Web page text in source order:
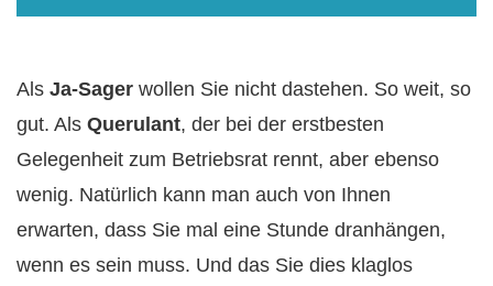
Als Ja-Sager wollen Sie nicht dastehen. So weit, so
gut. Als Querulant, der bei der erstbesten
Gelegenheit zum Betriebsrat rennt, aber ebenso
wenig. Natürlich kann man auch von Ihnen
erwarten, dass Sie mal eine Stunde dranhängen,
wenn es sein muss. Und das Sie dies klaglos